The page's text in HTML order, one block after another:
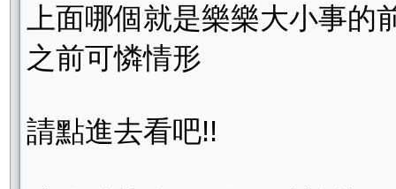
上面哪個就是樂樂大小事
之前可憐情形
請點進去看吧!!